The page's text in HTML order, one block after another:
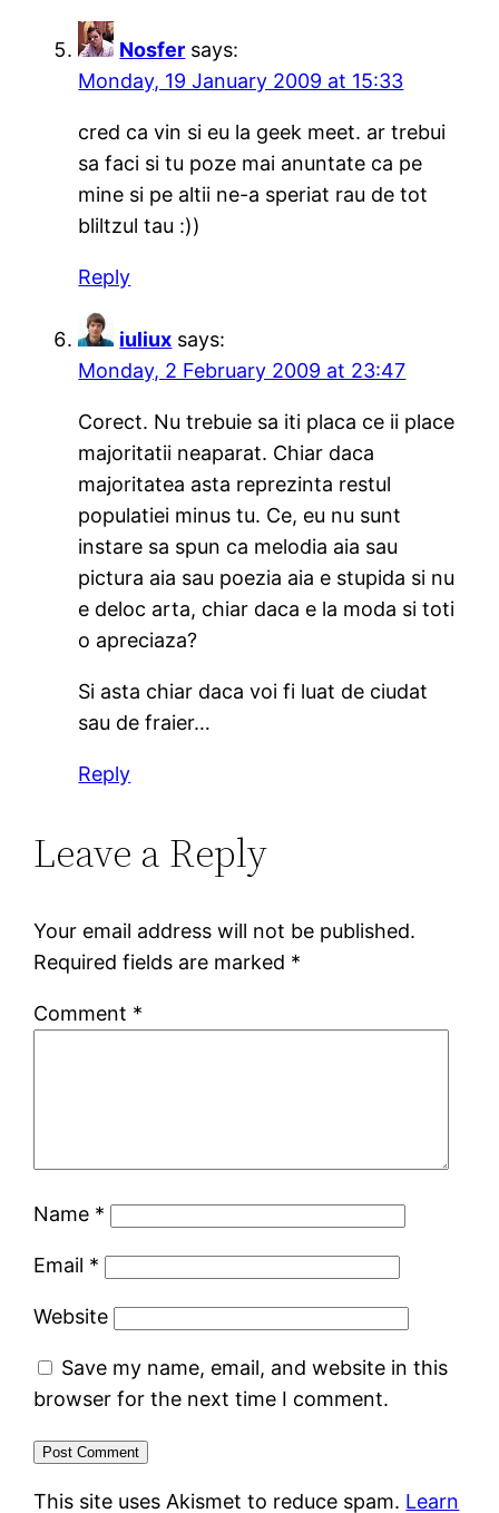
Nosfer says:
Monday, 19 January 2009 at 15:33
cred ca vin si eu la geek meet. ar trebui
sa faci si tu poze mai anuntate ca pe
mine si pe altii ne-a speriat rau de tot
bliltzul tau :))
Reply
iuliux says:
Monday, 2 February 2009 at 23:47
Corect. Nu trebuie sa iti placa ce ii place
majoritatii neaparat. Chiar daca
majoritatea asta reprezinta restul
populatiei minus tu. Ce, eu nu sunt
instare sa spun ca melodia aia sau
pictura aia sau poezia aia e stupida si nu
e deloc arta, chiar daca e la moda si toti
o apreciaza?
Si asta chiar daca voi fi luat de ciudat
sau de fraier…
Reply
Leave a Reply
Your email address will not be published.
Required fields are marked *
Comment *
Name *
Email *
Website
Save my name, email, and website in this
browser for the next time I comment.
This site uses Akismet to reduce spam. Learn